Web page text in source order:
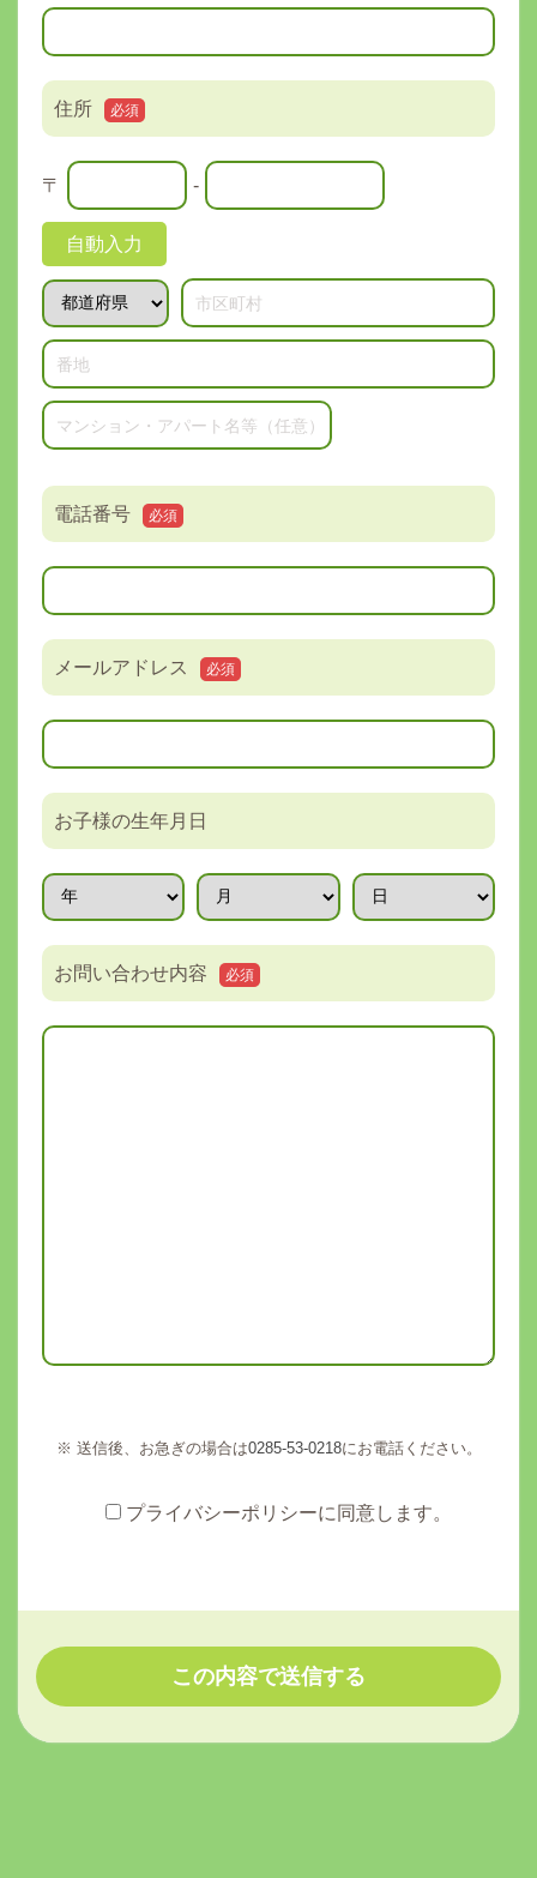
住所 必須
〒 -
自動入力
電話番号 必須
メールアドレス 必須
お子様の生年月日
お問い合わせ内容 必須
※ 送信後、お急ぎの場合は0285-53-0218にお電話ください。
プライバシーポリシーに同意します。